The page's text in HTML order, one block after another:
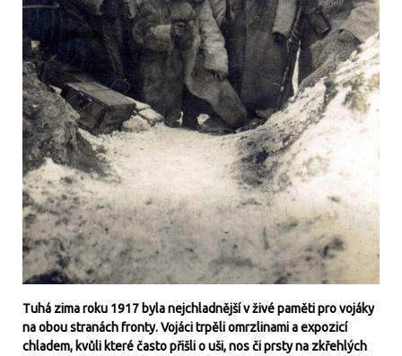
Tuhá zima roku 1917 byla nejchladnější v živé paměti pro vojáky
na obou stranách fronty. Vojáci trpěli omrzlinami a expozicí
chladem, kvůli které často přišli o uši, nos či prsty na zkřehlých